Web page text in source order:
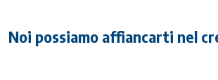
Noi possiamo affiancarti nel